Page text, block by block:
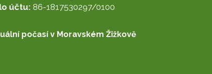
účtu: 86-1817530297/0100
počasí v Moravském Žižkově